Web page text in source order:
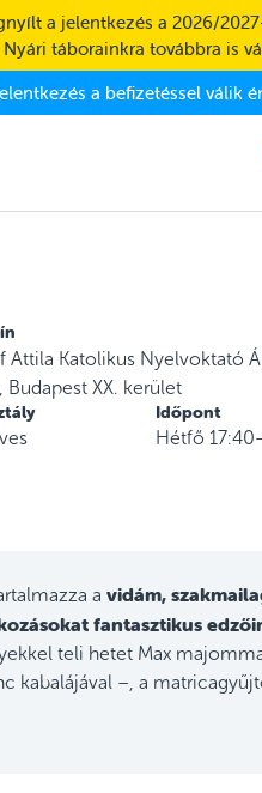
a jelentkezés a 2026/
Nyári táborainkra továbbra is
a befizetéssel válik
Attila Katolikus Nyelvoktató
Budapest XX. kerület
Időpont
Hétfő
a vidám,
fantasztikus
teli hetet Max
kabalájával –, a